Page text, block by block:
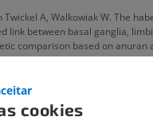
Twickel A, Walkowiak W. The
link between basal ganglia,
comparison based on anuran
cne.24777
M. The lateral habenula in
synaptic and behavioral
ejn.12480
cookies